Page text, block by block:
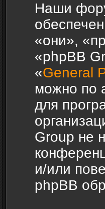
Наши
«они»,
«phpBB
«General
можно по
для
Group не
и/или
phpBB